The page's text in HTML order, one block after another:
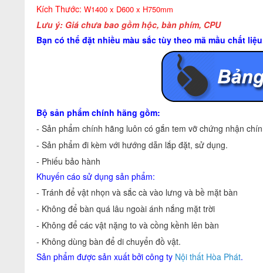
Kích Thước: W1400 x D600 x H750mm
Lưu ý: Giá chưa bao gồm hộc, bàn phím, CPU
Bạn có thể đặt nhiều màu sắc tùy theo mã mầu chất
Bộ sản phẩm chính hãng gồm:
- Sản phẩm chính hãng luôn có gắn tem vỡ chứng nhận
- Sản phẩm đi kèm với hướng dẫn lắp đặt, sử dụng.
- Phiếu bảo hành
Khuyến cáo sử dụng sản phẩm:
- Tránh để vật nhọn và sắc cà vào lưng và bề mặt bàn
- Không để bàn quá lâu ngoài ánh nắng mặt trời
- Không để các vật nặng to và cồng kềnh lên bàn
- Không dùng bàn để di chuyển đồ vật.
Sản phẩm được sản xuất bởi công ty Nội thất Hòa Phát.